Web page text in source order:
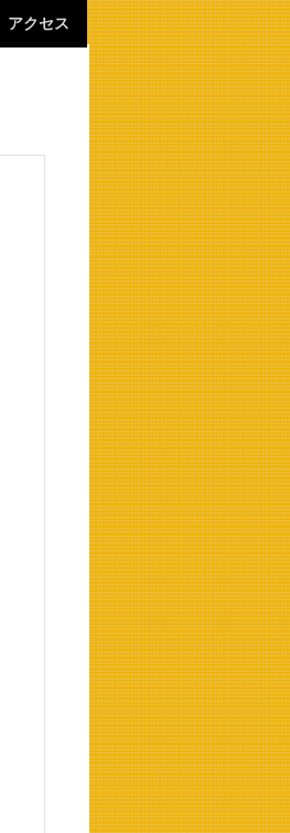
アクセス